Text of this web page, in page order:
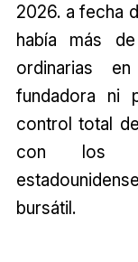
2026. a fecha
había más
ordinarias
fundadora ni
control total
con los
bursátil.